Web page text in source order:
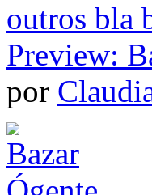
outros bla
Preview:
por